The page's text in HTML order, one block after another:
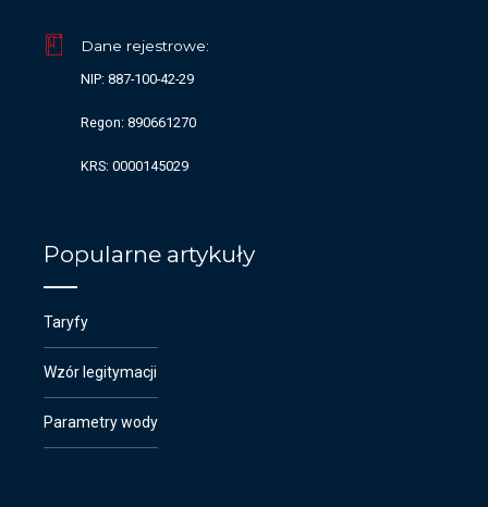
Dane rejestrowe:
NIP: 887-100-42-29
Regon: 890661270
KRS: 0000145029
Popularne artykuły
Taryfy
Wzór legitymacji
Parametry wody